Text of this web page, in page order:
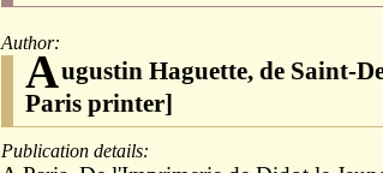
Author:
Augustin Haguette, de Saint-
Paris printer]
Publication details: